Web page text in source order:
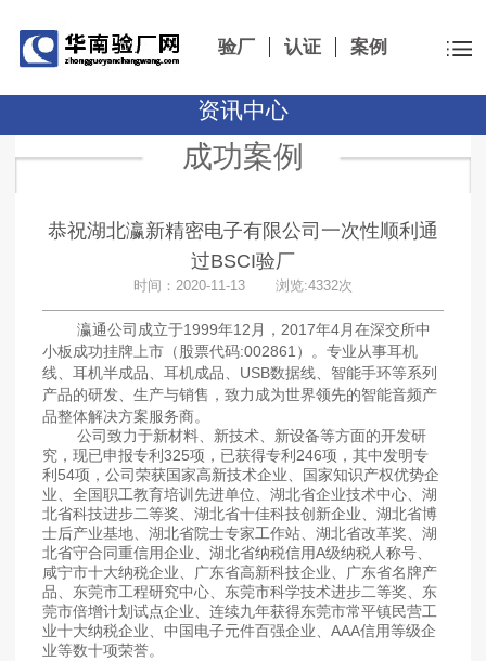
验厂 认证 案例
资讯中心
成功案例
恭祝湖北瀛新精密电子有限公司一次性顺利通
过BSCI验厂
时间：2020-11-13 浏览:4332次
瀛通公司成立于1999年12月，2017年4月在深交所中
小板成功挂牌上市（股票代码:002861）。专业从事耳机
线、耳机半成品、耳机成品、USB数据线、智能手环等系列
产品的研发、生产与销售，致力成为世界领先的智能音频产
品整体解决方案服务商。
公司致力于新材料、新技术、新设备等方面的开发研
究，现已申报专利325项，已获得专利246项，其中发明专
利54项，公司荣获国家高新技术企业、国家知识产权优势企
业、全国职工教育培训先进单位、湖北省企业技术中心、湖
北省科技进步二等奖、湖北省十佳科技创新企业、湖北省博
士后产业基地、湖北省院士专家工作站、湖北省改革奖、湖
北省守合同重信用企业、湖北省纳税信用A级纳税人称号、
咸宁市十大纳税企业、广东省高新科技企业、广东省名牌产
品、东莞市工程研究中心、东莞市科学技术进步二等奖、东
莞市倍增计划试点企业、连续九年获得东莞市常平镇民营工
业十大纳税企业、中国电子元件百强企业、AAA信用等级企
业等数十项荣誉。